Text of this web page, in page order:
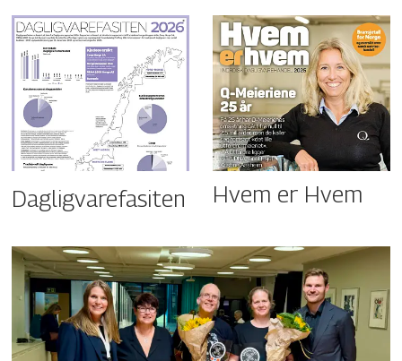
Dagligvarefasiten Hvem er Hvem